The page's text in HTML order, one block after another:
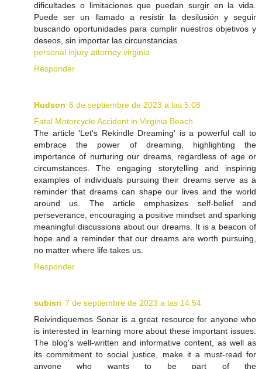
dificultades o limitaciones que puedan surgir en la vida.
Puede ser un llamado a resistir la desilusión y seguir
buscando oportunidades para cumplir nuestros objetivos y
deseos, sin importar las circunstancias.
personal injury attorney virginia
Responder
Hudson 6 de septiembre de 2023 a las 5:08
Fatal Motorcycle Accident in Virginia Beach
The article 'Let's Rekindle Dreaming' is a powerful call to
embrace the power of dreaming, highlighting the
importance of nurturing our dreams, regardless of age or
circumstances. The engaging storytelling and inspiring
examples of individuals pursuing their dreams serve as a
reminder that dreams can shape our lives and the world
around us. The article emphasizes self-belief and
perseverance, encouraging a positive mindset and sparking
meaningful discussions about our dreams. It is a beacon of
hope and a reminder that our dreams are worth pursuing,
no matter where life takes us.
Responder
subisri 7 de septiembre de 2023 a las 14:54
Reivindiquemos Sonar is a great resource for anyone who
is interested in learning more about these important issues.
The blog's well-written and informative content, as well as
its commitment to social justice, make it a must-read for
anyone who wants to be part of the